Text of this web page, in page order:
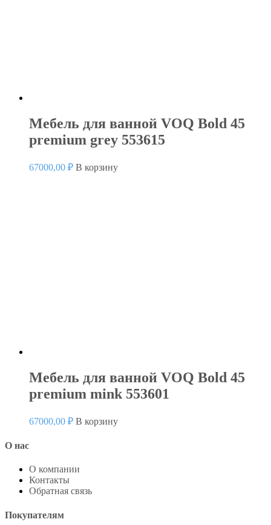
Мебель для ванной VOQ Bold 45
premium grey 553615
67000,00 ₽ В корзину
Мебель для ванной VOQ Bold 45
premium mink 553601
67000,00 ₽ В корзину
О нас
О компании
Контакты
Обратная связь
Покупателям